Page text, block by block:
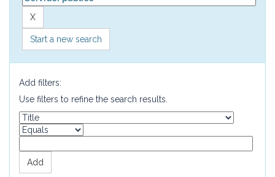
Start a new search
Add filters:
Use filters to refine the search results.